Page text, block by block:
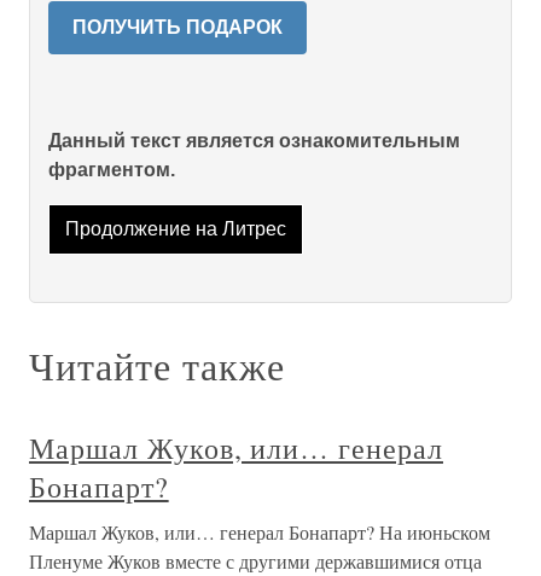
ПОЛУЧИТЬ ПОДАРОК
Данный текст является ознакомительным
фрагментом.
Продолжение на Литрес
Читайте также
Маршал Жуков, или… генерал
Бонапарт?
Маршал Жуков, или… генерал Бонапарт? На июньском
Пленуме Жуков вместе с другими державшимися отца